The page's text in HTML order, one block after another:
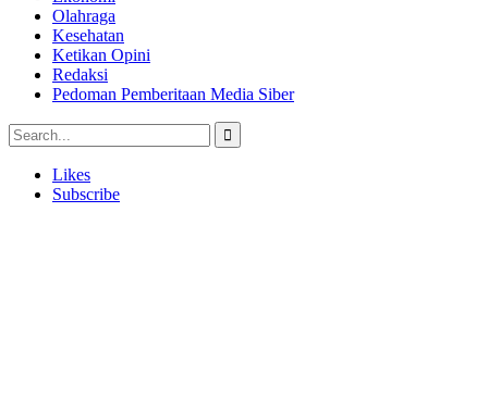
Olahraga
Kesehatan
Ketikan Opini
Redaksi
Pedoman Pemberitaan Media Siber
Likes
Subscribe